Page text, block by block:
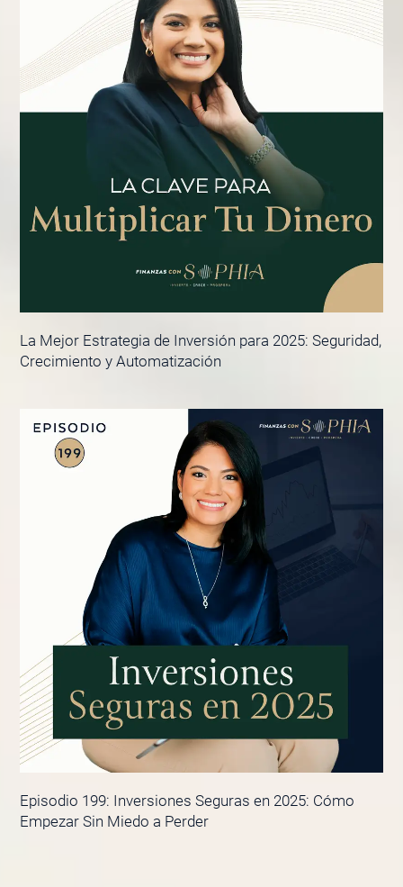
La Mejor Estrategia de Inversión para 2025: Seguridad,
Crecimiento y Automatización
Episodio 199: Inversiones Seguras en 2025: Cómo
Empezar Sin Miedo a Perder